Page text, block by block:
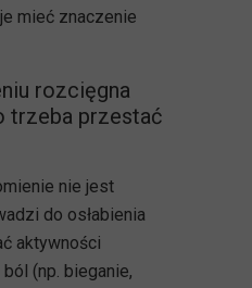
mieć znaczenie
rozcięgna
trzeba przestać
nie jest
do osłabienia
aktywności
(np. bieganie,